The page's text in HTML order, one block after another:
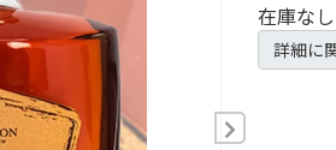
在庫なし
詳細に